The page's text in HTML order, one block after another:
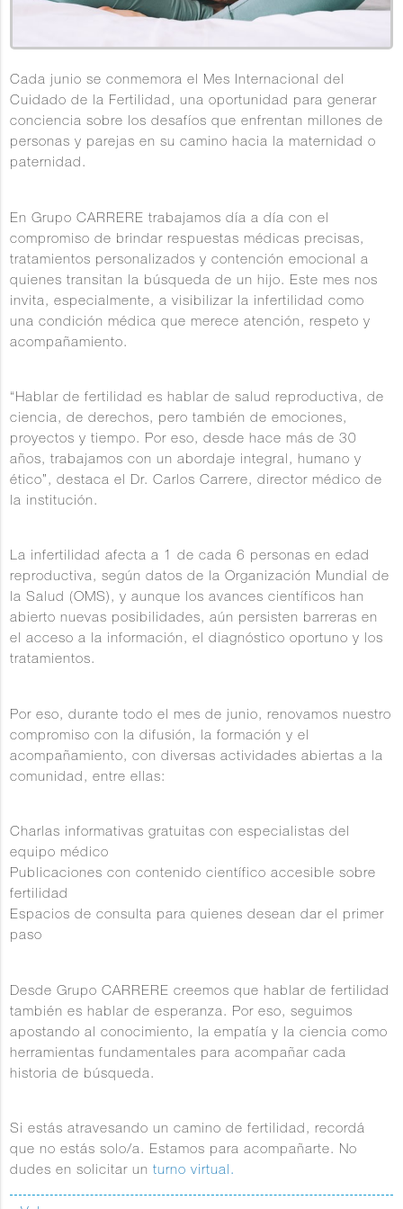
Cada junio se conmemora el Mes Internacional del
Cuidado de la Fertilidad , una oportunidad para generar
conciencia sobre los desafíos que enfrentan millones de
personas y parejas en su camino hacia la maternidad o
paternidad.
EnGrupo CARRERE trabajamos día a día con el
compromiso de brindar respuestas médicas precisas,
tratamientos personalizados y contención emocional a
quienes transitan la búsqueda de un hijo. Este mes nos
invita, especialmente, avisibilizar la infertilidad como
una condición médica que merece atención, respeto y
acompañamiento.
“Hablar de fertilidad es hablar de salud reproductiva, de
ciencia, de derechos, pero también de emociones,
proyectos y tiempo. Por eso, desde hace más de 30
años, trabajamos con un abordaje integral, humano y
ético”, destaca el Dr. Carlos Carrere, director médico de
la institución.
La infertilidad afecta a 1 de cada 6 personas en edad
reproductiva, según datos de la Organización Mundial de
la Salud (OMS), y aunque los avances científicos han
abierto nuevas posibilidades, aún persisten barreras en
el acceso a la información, el diagnóstico oportuno y los
tratamientos.
Por eso, durante todo el mes de junio,renovamos nuestro
compromiso con la difusión, la formación y el
acompañamiento, con diversas actividades abiertas a la
comunidad, entre ellas:
Charlas informativas gratuitas con especialistas del
equipo médico
Publicaciones con contenido científico accesible sobre
fertilidad
Espacios de consulta para quienes desean dar el primer
paso
Desde Grupo CARRERE creemos que hablar de fertilidad
también es hablar de esperanza. Por eso, seguimos
apostando al conocimiento, la empatía y la ciencia como
herramientas fundamentales para acompañar cada
historia de búsqueda.
Si estás atravesando un camino de fertilidad, recordá
que no estás solo/a. Estamos para acompañarte. No
dudes en solicitar unturno virtual.